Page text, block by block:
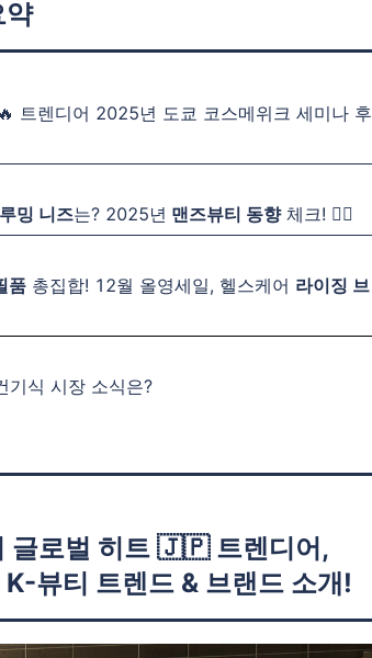
약
트렌디어 2025년 도쿄 코스메위크 세미나 후
밍 니즈는? 2025년 맨즈뷰티 동향체크! 🙆‍♂️
품 총집합! 12월 올영세일, 헬스케어 라이징 브
기식 시장 소식은?
글로벌 히트 🇯🇵 트렌디어,
뷰티 트렌드 & 브랜드 소개!